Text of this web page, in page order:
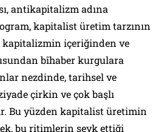
antikapitalizm adına
kapitalist üretim tarzının
kapitalizmin içeriğinden ve
bîhaber kurgulara
nezdinde, tarihsel ve
çirkin ve çok başlı
Bu yüzden kapitalist üretimin
bu ritimlerin sevk ettiği